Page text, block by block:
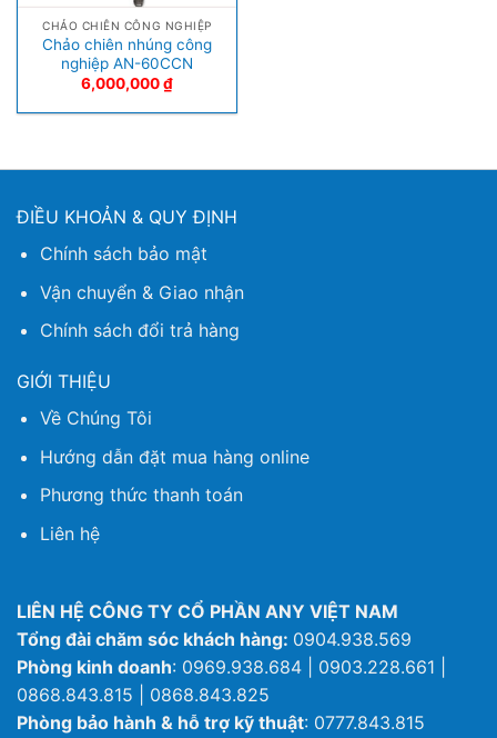
CHẢO CHIÊN CÔNG NGHIỆP
Chảo chiên nhúng công
nghiệp AN-60CCN
6,000,000₫
ĐIỀU KHOẢN & QUY ĐỊNH
Chính sách bảo mật
Vận chuyển & Giao nhận
Chính sách đổi trả hàng
GIỚI THIỆU
Về Chúng Tôi
Hướng dẫn đặt mua hàng online
Phương thức thanh toán
Liên hệ
LIÊN HỆ CÔNG TY CỔ PHẦN ANY VIỆT NAM
Tổng đài chăm sóc khách hàng: 0904.938.569
Phòng kinh doanh: 0969.938.684 | 0903.228.661 |
0868.843.815 | 0868.843.825
Phòng bảo hành & hỗ trợ kỹ thuật: 0777.843.815